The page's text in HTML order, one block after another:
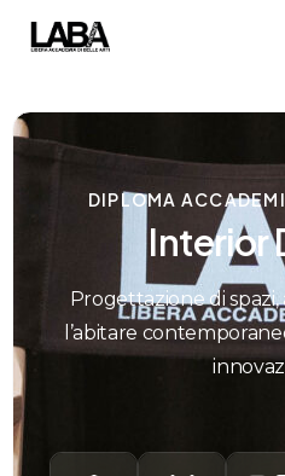
Interior
Progettazione di
l’abitare